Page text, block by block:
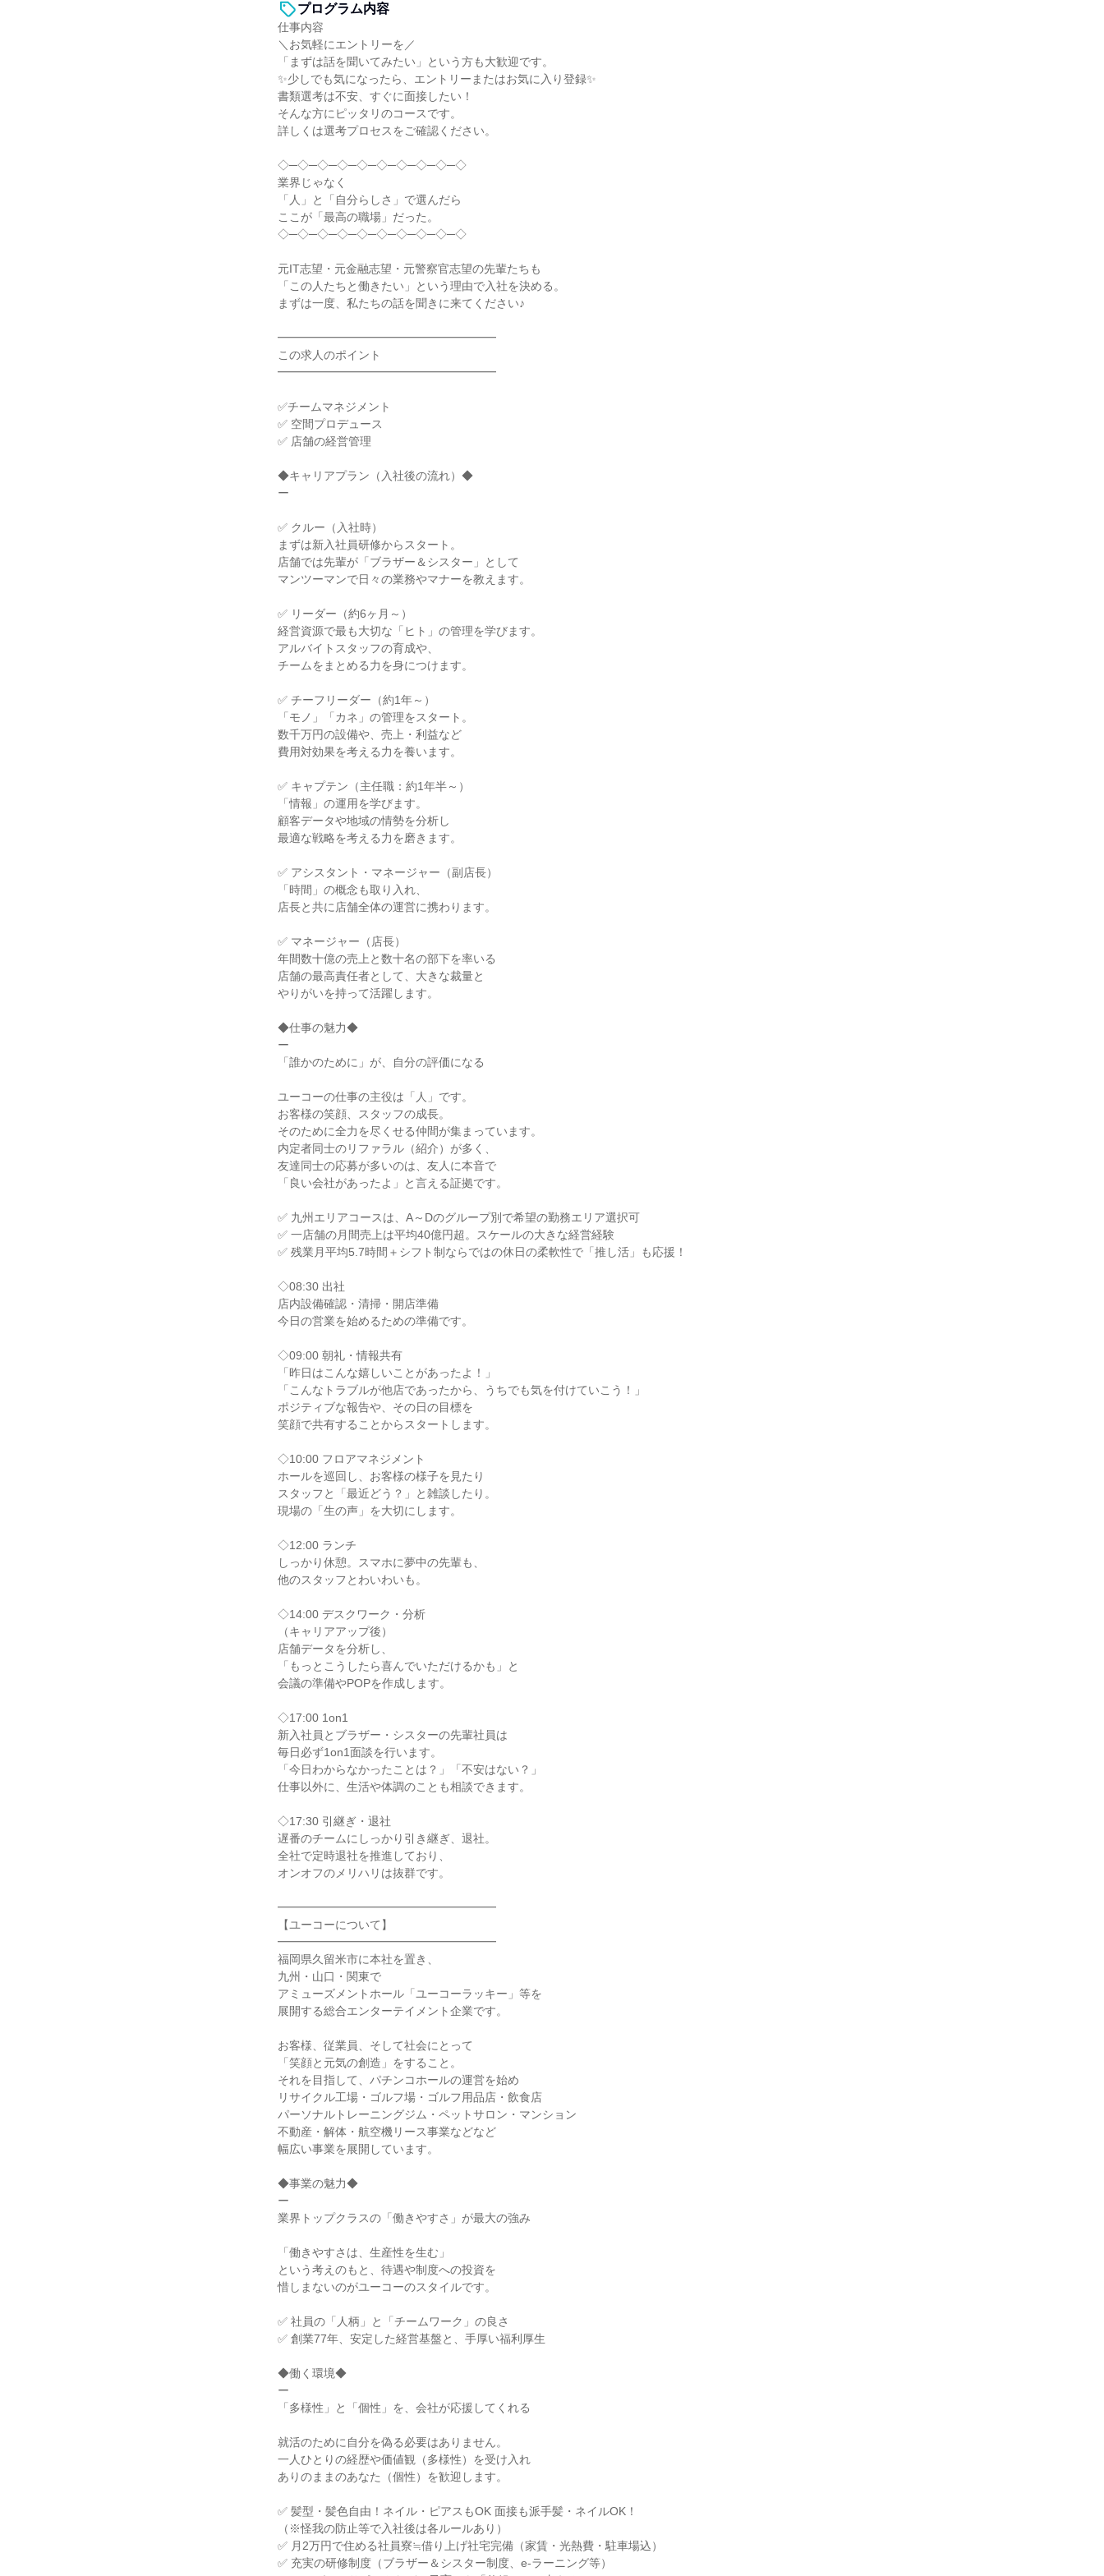
プログラム内容
仕事内容
＼お気軽にエントリーを／
「まずは話を聞いてみたい」という方も大歓迎です。
✨少しでも気になったら、エントリーまたはお気に入り登録✨
書類選考は不安、すぐに面接したい！
そんな方にピッタリのコースです。
詳しくは選考プロセスをご確認ください。
◇─◇─◇─◇─◇─◇─◇─◇─◇─◇
業界じゃなく
「人」と「自分らしさ」で選んだら
ここが「最高の職場」だった。
◇─◇─◇─◇─◇─◇─◇─◇─◇─◇
元IT志望・元金融志望・元警察官志望の先輩たちも
「この人たちと働きたい」という理由で入社を決める。
まずは一度、私たちの話を聞きに来てください♪
━━━━━━━━━━━━━━━━━━━
この求人のポイント
━━━━━━━━━━━━━━━━━━━
✅チームマネジメント
✅ 空間プロデュース
✅ 店舗の経営管理
◆キャリアプラン（入社後の流れ）◆
ー
✅ クルー（入社時）
まずは新入社員研修からスタート。
店舗では先輩が「ブラザー＆シスター」として
マンツーマンで日々の業務やマナーを教えます。
✅ リーダー（約6ヶ月～）
経営資源で最も大切な「ヒト」の管理を学びます。
アルバイトスタッフの育成や、
チームをまとめる力を身につけます。
✅ チーフリーダー（約1年～）
「モノ」「カネ」の管理をスタート。
数千万円の設備や、売上・利益など
費用対効果を考える力を養います。
✅ キャプテン（主任職：約1年半～）
「情報」の運用を学びます。
顧客データや地域の情勢を分析し
最適な戦略を考える力を磨きます。
✅ アシスタント・マネージャー（副店長）
「時間」の概念も取り入れ、
店長と共に店舗全体の運営に携わります。
✅ マネージャー（店長）
年間数十億の売上と数十名の部下を率いる
店舗の最高責任者として、大きな裁量と
やりがいを持って活躍します。
◆仕事の魅力◆
ー
「誰かのために」が、自分の評価になる
ユーコーの仕事の主役は「人」です。
お客様の笑顔、スタッフの成長。
そのために全力を尽くせる仲間が集まっています。
内定者同士のリファラル（紹介）が多く、
友達同士の応募が多いのは、友人に本音で
「良い会社があったよ」と言える証拠です。
✅ 九州エリアコースは、A～Dのグループ別で希望の勤務エリア選択可
✅ 一店舗の月間売上は平均40億円超。スケールの大きな経営経験
✅ 残業月平均5.7時間＋シフト制ならではの休日の柔軟性で「推し活」も応援！
◇08:30 出社
店内設備確認・清掃・開店準備
今日の営業を始めるための準備です。
◇09:00 朝礼・情報共有
「昨日はこんな嬉しいことがあったよ！」
「こんなトラブルが他店であったから、うちでも気を付けていこう！」
ポジティブな報告や、その日の目標を
笑顔で共有することからスタートします。
◇10:00 フロアマネジメント
ホールを巡回し、お客様の様子を見たり
スタッフと「最近どう？」と雑談したり。
現場の「生の声」を大切にします。
◇12:00 ランチ
しっかり休憩。スマホに夢中の先輩も、
他のスタッフとわいわいも。
◇14:00 デスクワーク・分析
（キャリアアップ後）
店舗データを分析し、
「もっとこうしたら喜んでいただけるかも」と
会議の準備やPOPを作成します。
◇17:00 1on1
新入社員とブラザー・シスターの先輩社員は
毎日必ず1on1面談を行います。
「今日わからなかったことは？」「不安はない？」
仕事以外に、生活や体調のことも相談できます。
◇17:30 引継ぎ・退社
遅番のチームにしっかり引き継ぎ、退社。
全社で定時退社を推進しており、
オンオフのメリハリは抜群です。
━━━━━━━━━━━━━━━━━━━
【ユーコーについて】
━━━━━━━━━━━━━━━━━━━
福岡県久留米市に本社を置き、
九州・山口・関東で
アミューズメントホール「ユーコーラッキー」等を
展開する総合エンターテイメント企業です。
お客様、従業員、そして社会にとって
「笑顔と元気の創造」をすること。
それを目指して、パチンコホールの運営を始め
リサイクル工場・ゴルフ場・ゴルフ用品店・飲食店
パーソナルトレーニングジム・ペットサロン・マンション
不動産・解体・航空機リース事業などなど
幅広い事業を展開しています。
◆事業の魅力◆
ー
業界トップクラスの「働きやすさ」が最大の強み
「働きやすさは、生産性を生む」
という考えのもと、待遇や制度への投資を
惜しまないのがユーコーのスタイルです。
✅ 社員の「人柄」と「チームワーク」の良さ
✅ 創業77年、安定した経営基盤と、手厚い福利厚生
◆働く環境◆
ー
「多様性」と「個性」を、会社が応援してくれる
就活のために自分を偽る必要はありません。
一人ひとりの経歴や価値観（多様性）を受け入れ
ありのままのあなた（個性）を歓迎します。
✅ 髪型・髪色自由！ネイル・ピアスもOK 面接も派手髪・ネイルOK！
（※怪我の防止等で入社後は各ルールあり）
✅ 月2万円で住める社員寮≒借り上げ社宅完備（家賃・光熱費・駐車場込）
✅ 充実の研修制度（ブラザー＆シスター制度、e-ラーニング等）